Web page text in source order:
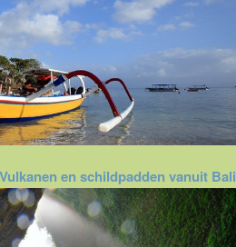
en schildpadden vanuit Bali